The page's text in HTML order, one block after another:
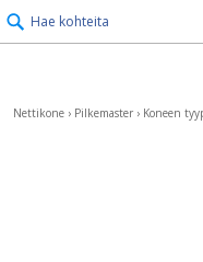
Hae kohteita
Nettikone › Pilkemaster › Koneen